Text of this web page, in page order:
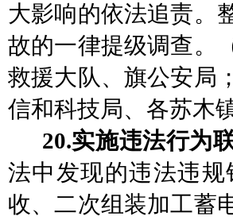
大影响的依法追责。
故的一律提级调查。
救援大队、旗公安局；
信和科技局、各苏木
20.实施违法行为
法中发现的违法违
收、二次组装加工蓄